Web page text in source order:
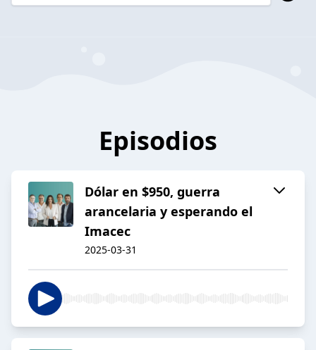
Episodios
Dólar en $950, guerra
arancelaria y esperando el
Imacec
2025-03-31